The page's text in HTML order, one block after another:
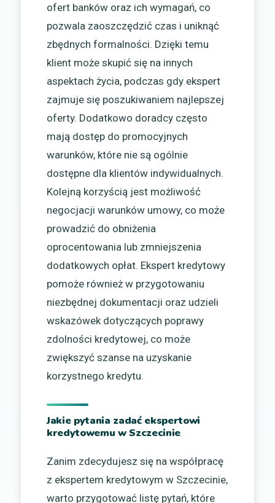
ofert banków oraz ich wymagań, co
pozwala zaoszczędzić czas i uniknąć
zbędnych formalności. Dzięki temu
klient może skupić się na innych
aspektach życia, podczas gdy ekspert
zajmuje się poszukiwaniem najlepszej
oferty. Dodatkowo doradcy często
mają dostęp do promocyjnych
warunków, które nie są ogólnie
dostępne dla klientów indywidualnych.
Kolejną korzyścią jest możliwość
negocjacji warunków umowy, co może
prowadzić do obniżenia
oprocentowania lub zmniejszenia
dodatkowych opłat. Ekspert kredytowy
pomoże również w przygotowaniu
niezbędnej dokumentacji oraz udzieli
wskazówek dotyczących poprawy
zdolności kredytowej, co może
zwiększyć szanse na uzyskanie
korzystnego kredytu.
Jakie pytania zadać ekspertowi
kredytowemu w Szczecinie
Zanim zdecydujesz się na współpracę
z ekspertem kredytowym w Szczecinie,
warto przygotować listę pytań, które